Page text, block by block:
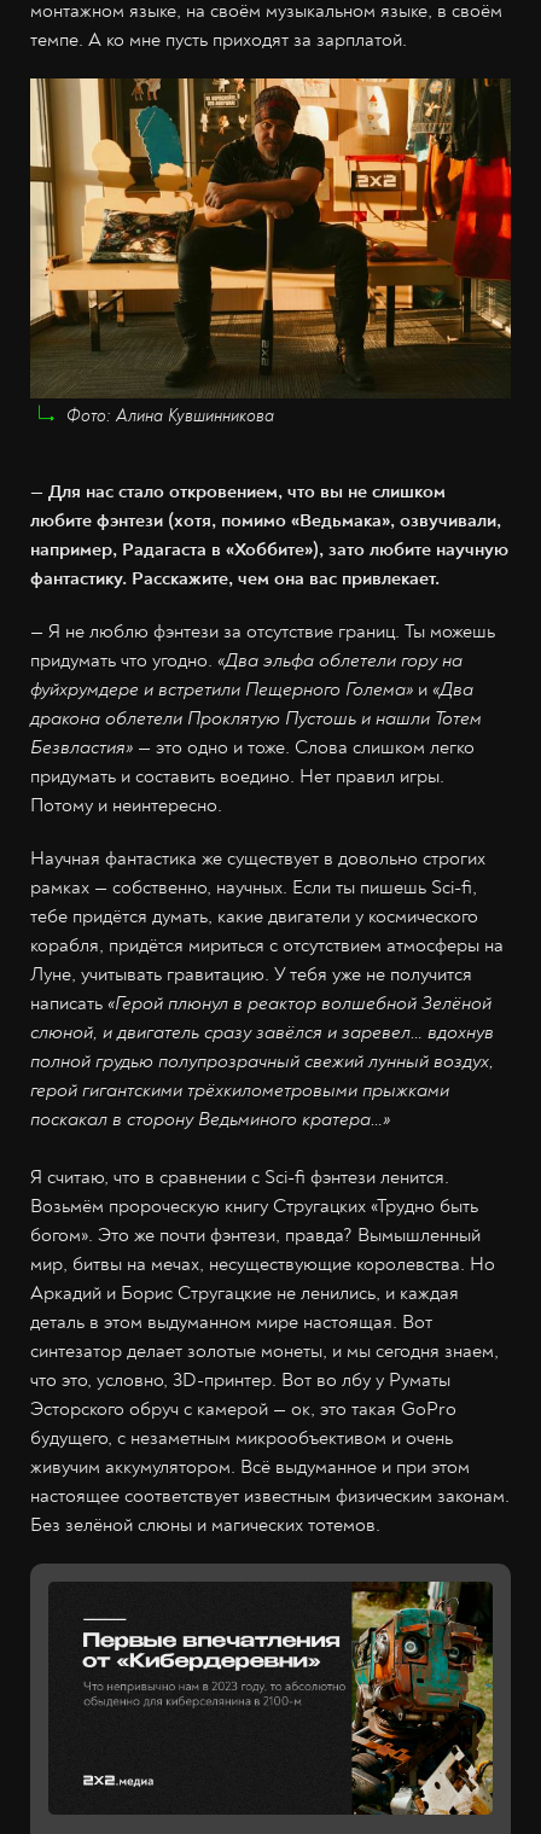
монтажном языке, на своём музыкальном языке, в своём
темпе. А ко мне пусть приходят за зарплатой.
Фото: Алина Кувшинникова
— Для нас стало откровением, что вы не слишком
любите фэнтези (хотя, помимо «Ведьмака», озвучивали,
например, Радагаста в «Хоббите»), зато любите научную
фантастику. Расскажите, чем она вас привлекает.
— Я не люблю фэнтези за отсутствие границ. Ты можешь
придумать что угодно. «Два эльфа облетели гору на
фуйхрумдере и встретили Пещерного Голема» и «Два
дракона облетели Проклятую Пустошь и нашли Тотем
Безвластия» — это одно и тоже. Слова слишком легко
придумать и составить воедино. Нет правил игры.
Потому и неинтересно.
Научная фантастика же существует в довольно строгих
рамках — собственно, научных. Если ты пишешь Sci-fi,
тебе придётся думать, какие двигатели у космического
корабля, придётся мириться с отсутствием атмосферы на
Луне, учитывать гравитацию. У тебя уже не получится
написать «Герой плюнул в реактор волшебной Зелёной
слюной, и двигатель сразу завёлся и заревел… вдохнув
полной грудью полупрозрачный свежий лунный воздух,
герой гигантскими трёхкилометровыми прыжками
поскакал в сторону Ведьминого кратера…»
Я считаю, что в сравнении с Sci-fi фэнтези ленится.
Возьмём пророческую книгу Стругацких «Трудно быть
богом». Это же почти фэнтези, правда? Вымышленный
мир, битвы на мечах, несуществующие королевства. Но
Аркадий и Борис Стругацкие не ленились, и каждая
деталь в этом выдуманном мире настоящая. Вот
синтезатор делает золотые монеты, и мы сегодня знаем,
что это, условно, 3D-принтер. Вот во лбу у Руматы
Эсторского обруч с камерой — ок, это такая GoPro
будущего, с незаметным микрообъективом и очень
живучим аккумулятором. Всё выдуманное и при этом
настоящее соответствует известным физическим законам.
Без зелёной слюны и магических тотемов.